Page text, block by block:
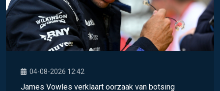
04-08-2026 12:42
James Vowles verklaart oorzaak van botsing